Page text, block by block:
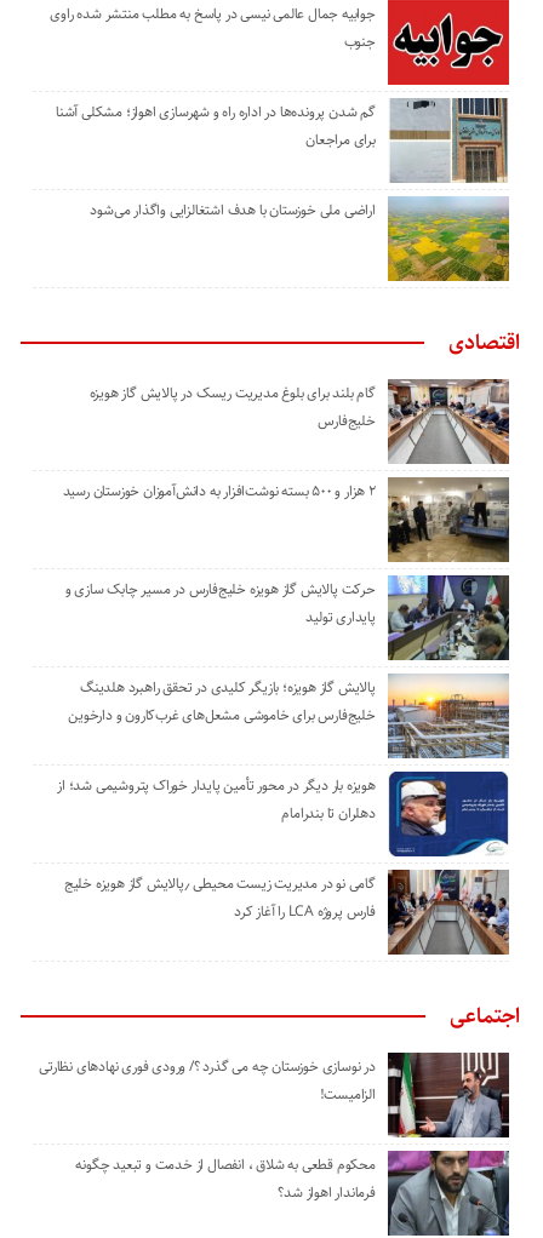
جوابیه جمال عالمی نیسی در پاسخ به مطلب منتشر شده راوی
جنوب
گم شدن پرونده‌ها در اداره راه و شهرسازی اهواز؛ مشکلی آشنا
برای مراجعان
اراضی ملی خوزستان با هدف اشتغالزایی واگذار می‌شود
اقتصادی
گام بلند برای بلوغ مدیریت ریسک در پالایش گاز هویزه
خلیج‌فارس
۲ هزار و ۵۰۰ بسته نوشت‌افزار به دانش‌آموزان خوزستان رسید
حرکت پالایش گاز هویزه خلیج‌فارس در مسیر چابک سازی و
پایداری تولید
پالایش گاز هویزه؛ بازیگر کلیدی در تحقق راهبرد هلدینگ
خلیج‌فارس برای خاموشی مشعل‌های غرب‌کارون و دارخوین
هویزه بار دیگر در محور تأمین پایدار خوراک پتروشیمی شد؛ از
دهلران تا بندرامام
گامی نو در مدیریت زیست ‌محیطی ٫پالایش گاز هویزه خلیج
‌فارس پروژه LCA را آغاز کرد
اجتماعی
در نوسازی خوزستان چه می گذرد ؟/ ورودی فوری نهادهای نظارتی
الزامیست!
محکوم قطعی به شلاق ، انفصال از خدمت و تبعید چگونه
فرماندار اهواز شد؟